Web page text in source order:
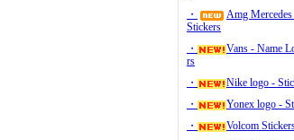
・
Amg
Stickers
・
Vans - Name
rs
・
Nike logo -
・
Yonex logo -
・
Volcom